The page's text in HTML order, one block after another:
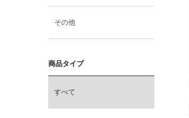
その他
商品タイプ
すべて